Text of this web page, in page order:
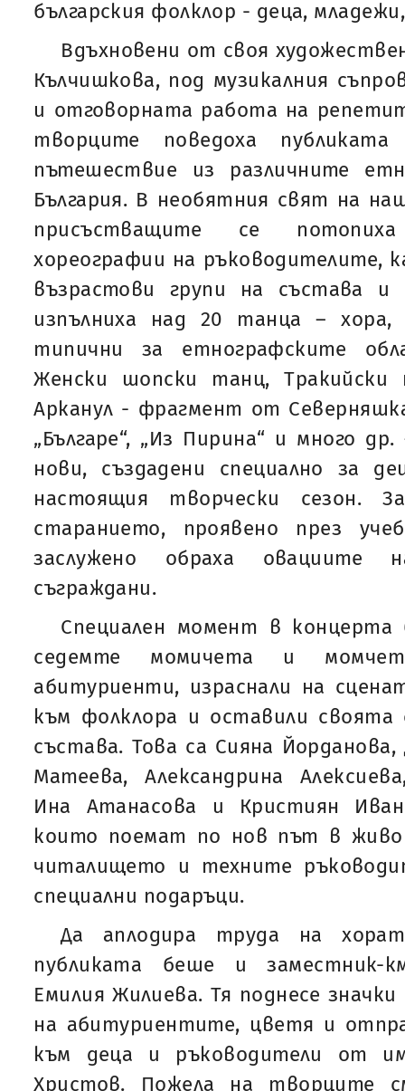
българския фолклор - деца,
Вдъхновени от своя
Кълчишкова, под музикалния
и отговорната работа на
творците поведоха
пътешествие из различните
България. В необятния свят на
присъстващите се
хореографии на ръководителите,
възрастови групи на състава и
изпълниха над 20 танца – хора,
типични за етнографските
Женски шопски танц, Тракийски
Арканул - фрагмент от
„Българе“, „Из Пирина“ и много
нови, създадени специално за
настоящия творчески сезон.
старанието, проявено през
заслужено обраха овациите
съграждани.
Специален момент в
седемте момичета и
абитуриенти, израснали на
към фолклора и оставили
състава. Това са Сияна
Матеева, Александрина
Ина Атанасова и Кристиян
които поемат по нов път в
читалището и техните
специални подаръци.
Да аплодира труда на
публиката беше и
Емилия Жилиева. Тя поднесе
на абитуриентите, цветя и
към деца и ръководители от
Христов. Пожела на творците